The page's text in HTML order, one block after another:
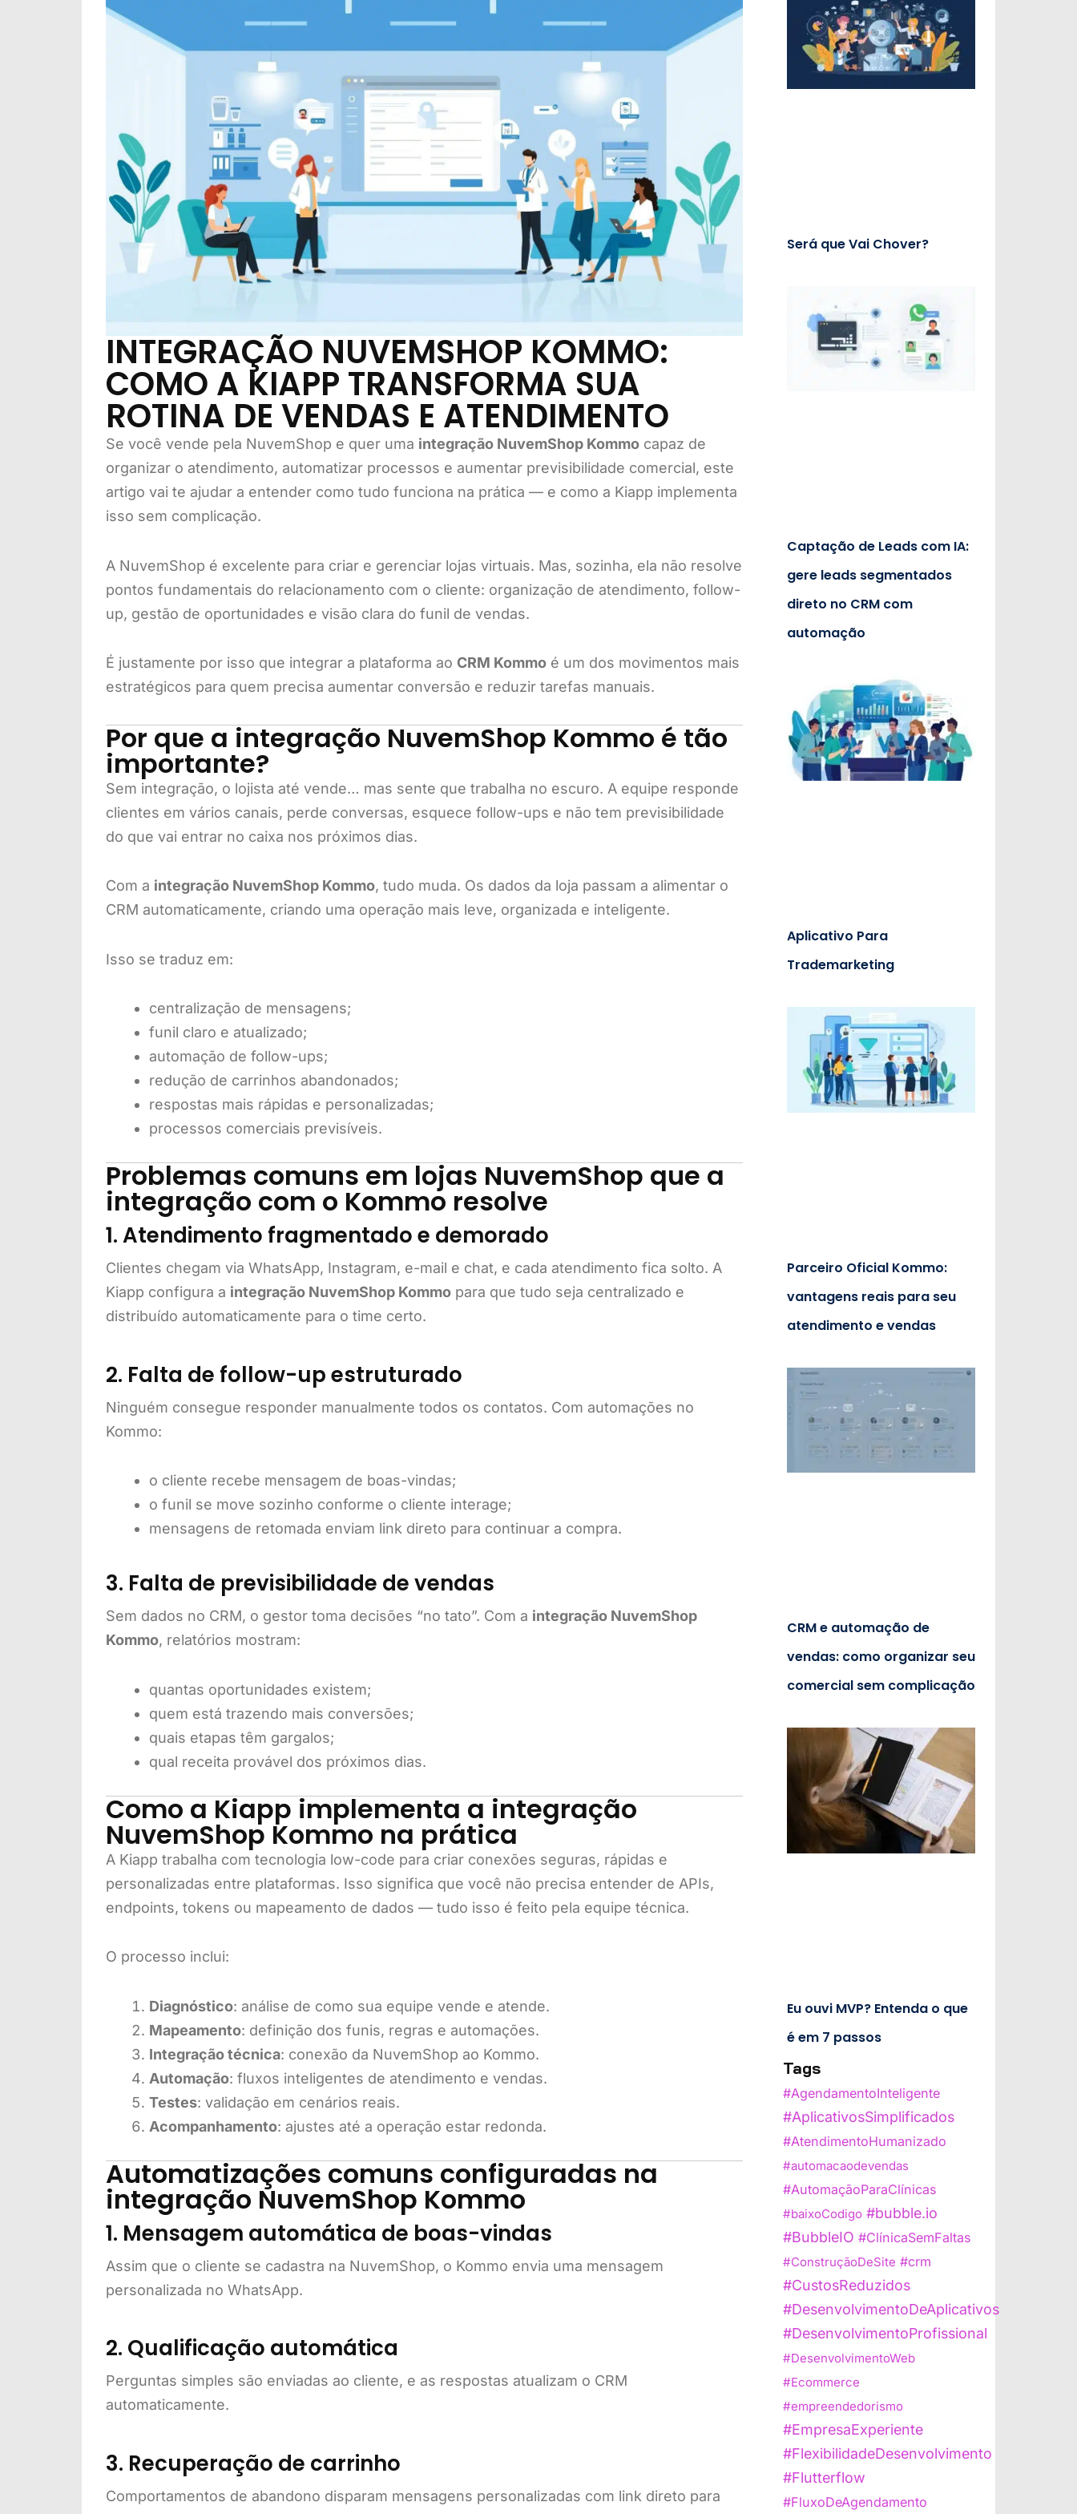
INTEGRAÇÃO NUVEMSHOP KOMMO:
COMO A KIAPP TRANSFORMA SUA
ROTINA DE VENDAS E ATENDIMENTO
Se você vende pela NuvemShop e quer uma integração NuvemShop Kommo capaz de
organizar o atendimento, automatizar processos e aumentar previsibilidade comercial, este
artigo vai te ajudar a entender como tudo funciona na prática — e como a Kiapp implementa
isso sem complicação.
A NuvemShop é excelente para criar e gerenciar lojas virtuais. Mas, sozinha, ela não resolve
pontos fundamentais do relacionamento com o cliente: organização de atendimento, follow-
up, gestão de oportunidades e visão clara do funil de vendas.
É justamente por isso que integrar a plataforma ao CRM Kommo é um dos movimentos mais
estratégicos para quem precisa aumentar conversão e reduzir tarefas manuais.
Por que a integração NuvemShop Kommo é tão
importante?
Sem integração, o lojista até vende… mas sente que trabalha no escuro. A equipe responde
clientes em vários canais, perde conversas, esquece follow-ups e não tem previsibilidade
do que vai entrar no caixa nos próximos dias.
Com a integração NuvemShop Kommo, tudo muda. Os dados da loja passam a alimentar o
CRM automaticamente, criando uma operação mais leve, organizada e inteligente.
Isso se traduz em:
centralização de mensagens;
funil claro e atualizado;
automação de follow-ups;
redução de carrinhos abandonados;
respostas mais rápidas e personalizadas;
processos comerciais previsíveis.
Problemas comuns em lojas NuvemShop que a
integração com o Kommo resolve
1. Atendimento fragmentado e demorado
Clientes chegam via WhatsApp, Instagram, e-mail e chat, e cada atendimento fica solto. A
Kiapp configura a integração NuvemShop Kommo para que tudo seja centralizado e
distribuído automaticamente para o time certo.
2. Falta de follow-up estruturado
Ninguém consegue responder manualmente todos os contatos. Com automações no
Kommo:
o cliente recebe mensagem de boas-vindas;
o funil se move sozinho conforme o cliente interage;
mensagens de retomada enviam link direto para continuar a compra.
3. Falta de previsibilidade de vendas
Sem dados no CRM, o gestor toma decisões “no tato”. Com a integração NuvemShop
Kommo, relatórios mostram:
quantas oportunidades existem;
quem está trazendo mais conversões;
quais etapas têm gargalos;
qual receita provável dos próximos dias.
Como a Kiapp implementa a integração
NuvemShop Kommo na prática
A Kiapp trabalha com tecnologia low-code para criar conexões seguras, rápidas e
personalizadas entre plataformas. Isso significa que você não precisa entender de APIs,
endpoints, tokens ou mapeamento de dados — tudo isso é feito pela equipe técnica.
O processo inclui:
Diagnóstico: análise de como sua equipe vende e atende.
Mapeamento: definição dos funis, regras e automações.
Integração técnica: conexão da NuvemShop ao Kommo.
Automação: fluxos inteligentes de atendimento e vendas.
Testes: validação em cenários reais.
Acompanhamento: ajustes até a operação estar redonda.
Automatizações comuns configuradas na
integração NuvemShop Kommo
1. Mensagem automática de boas-vindas
Assim que o cliente se cadastra na NuvemShop, o Kommo envia uma mensagem
personalizada no WhatsApp.
2. Qualificação automática
Perguntas simples são enviadas ao cliente, e as respostas atualizam o CRM
automaticamente.
3. Recuperação de carrinho
Comportamentos de abandono disparam mensagens personalizadas com link direto para
Será que Vai Chover?
Captação de Leads com IA:
gere leads segmentados
direto no CRM com
automação
Aplicativo Para
Trademarketing
Parceiro Oficial Kommo:
vantagens reais para seu
atendimento e vendas
CRM e automação de
vendas: como organizar seu
comercial sem complicação
Eu ouvi MVP? Entenda o que
é em 7 passos
Tags
#AgendamentoInteligente
#AplicativosSimplificados
#AtendimentoHumanizado
#automacaodevendas
#AutomaçãoParaClínicas
#baixoCodigo #bubble.io
#BubbleIO #ClínicaSemFaltas
#ConstruçãoDeSite #crm
#CustosReduzidos
#DesenvolvimentoDeAplicativos
#DesenvolvimentoProfissional
#DesenvolvimentoWeb
#Ecommerce
#empreendedorismo
#EmpresaExperiente
#FlexibilidadeDesenvolvimento
#Flutterflow
#FluxoDeAgendamento